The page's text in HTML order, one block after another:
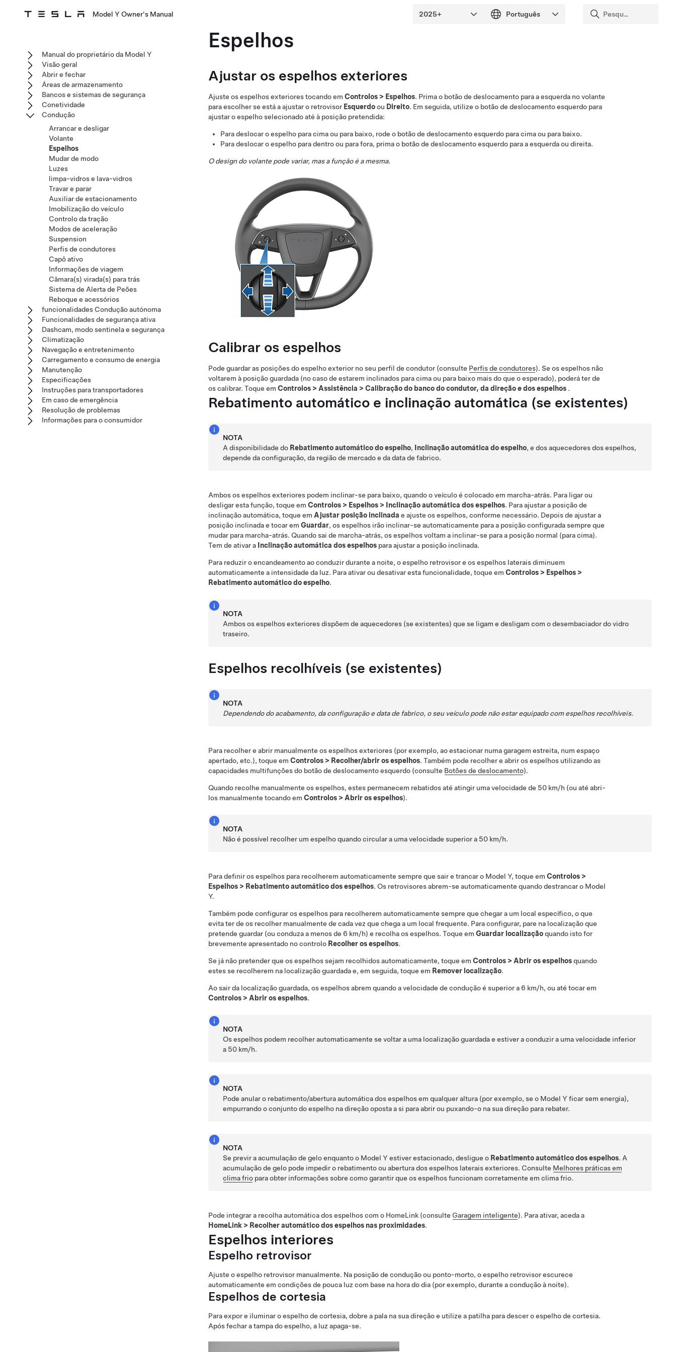
Model Y Owner's Manual
Espelhos
Ajustar os espelhos exteriores
Ajuste os espelhos exteriores tocando em Controlos > Espelhos. Prima o botão de deslocamento para a esquerda novolante
para escolher se está a ajustar o retrovisor Esquerdoou Direito. Em seguida, utilize o botão de deslocamento esquerdo para
ajustar o espelho selecionado até à posição pretendida:
Para deslocar o espelho para cima ou para baixo, rode o botão de deslocamento esquerdo para cima ou para baixo.
Para deslocar o espelho para dentro ou para fora, prima o botão de deslocamento esquerdo para a esquerda ou direita.
O design do volante pode variar, mas a função é a mesma.
Calibrar os espelhos
Pode guardar as posições do espelho exterior no seu perfil de condutor (consulte Perfis de condutores). Se os espelhos não
voltarem à posição guardada (no caso de estarem inclinados para cima ou para baixo mais do que o esperado), poderá ter de
os calibrar. Toque em Controlos > Assistência > Calibração do banco do condutor, da direção e dos espelhos .
Rebatimento automático e inclinação automática (se existentes)
NOTA
A disponibilidade do Rebatimento automático do espelho, Inclinação automática do espelho, e dos aquecedores dos espelhos,
depende da configuração, da região de mercado e da data de fabrico.
Ambos os espelhos exteriores podem inclinar-se para baixo, quando o veículo é colocado em marcha-atrás. Para ligar ou
desligar esta função, toque em Controlos > Espelhos > Inclinação automática dos espelhos. Para ajustar a posição de
inclinação automática, toque em Ajustar posição inclinada e ajuste os espelhos, conforme necessário. Depois de ajustar a
posição inclinada e tocar em Guardar, os espelhos irão inclinar-se automaticamente para a posição configurada sempre que
mudar para marcha-atrás. Quando sai de marcha-atrás, os espelhos voltam a inclinar-se para a posição normal (para cima).
Tem de ativar a Inclinação automática dos espelhos para ajustar a posição inclinada.
Para reduzir o encandeamento ao conduzir durante a noite, o espelho retrovisor e os espelhos laterais diminuem
automaticamente a intensidade da luz. Para ativar ou desativar esta funcionalidade, toque em Controlos > Espelhos >
Rebatimento automático do espelho.
NOTA
Ambos os espelhos exteriores dispõem de aquecedores (se existentes) que se ligam e desligam com o desembaciador do vidro
traseiro.
Espelhos recolhíveis (se existentes)
NOTA
Dependendo do acabamento, da configuração e data de fabrico, o seu veículo pode não estar equipado com espelhos recolhíveis.
Para recolher e abrir manualmente os espelhos exteriores (por exemplo, ao estacionar numa garagem estreita, num espaço
apertado, etc.), toque em Controlos > Recolher/abrir os espelhos. Também pode recolher e abrir os espelhos utilizando as
capacidades multifunções do botão de deslocamento esquerdo (consulte Botões de deslocamento).
Quando recolhe manualmente os espelhos, estes permanecem rebatidos até atingir uma velocidade de 50 km/h (ou até abri-
los manualmente tocando em Controlos > Abrir os espelhos).
NOTA
Não é possível recolher um espelho quando circular a uma velocidade superior a 50 km/h.
Para definir os espelhos para recolherem automaticamente sempre que sair e trancar o Model Y, toque em Controlos >
Espelhos > Rebatimento automático dos espelhos. Os retrovisores abrem-se automaticamente quando destrancar o Model
Y.
Também pode configurar os espelhos para recolherem automaticamente sempre que chegar a um local específico, o que
evita ter de os recolher manualmente de cada vez que chega a um local frequente. Para configurar, pare na localização que
pretende guardar (ou conduza a menos de 6 km/h) e recolha os espelhos. Toque em Guardar localizaçãoquando isto for
brevemente apresentado no controlo Recolher os espelhos.
Se já não pretender que os espelhos sejam recolhidos automaticamente, toque em Controlos > Abrir os espelhosquando
estes se recolherem na localização guardada e, em seguida, toque em Remover localização.
Ao sair da localização guardada, os espelhos abrem quando a velocidade de condução é superior a 6 km/h, ou até tocar em
Controlos > Abrir os espelhos.
NOTA
Os espelhos podem recolher automaticamente se voltar a uma localização guardada e estiver a conduzir a uma velocidade inferior
a 50 km/h.
NOTA
Pode anular o rebatimento/abertura automática dos espelhos em qualquer altura (por exemplo, se o Model Y ficar sem energia),
empurrando o conjunto do espelho na direção oposta a si para abrir ou puxando-o na sua direção para rebater.
NOTA
Se previr a acumulação de gelo enquanto o Model Y estiver estacionado, desligue o Rebatimento automático dos espelhos. A
acumulação de gelo pode impedir o rebatimento ou abertura dos espelhos laterais exteriores. Consulte Melhores práticas em
clima frio para obter informações sobre como garantir que os espelhos funcionam corretamente em clima frio.
Pode integrar a recolha automática dos espelhos com o HomeLink (consulte Garagem inteligente). Para ativar, aceda a
HomeLink > Recolher automático dos espelhos nas proximidades.
Espelhos interiores
Espelho retrovisor
Ajuste o espelho retrovisor manualmente. Na posição de condução ou ponto-morto, o espelho retrovisor escurece
automaticamente em condições de pouca luz com base na hora do dia (por exemplo, durante a condução à noite).
Espelhos de cortesia
Para expor e iluminar o espelho de cortesia, dobre a pala na sua direção e utilize a patilha para descer o espelho de cortesia.
Após fechar a tampa do espelho, a luz apaga-se.
Manual do proprietário da Model Y
Visão geral
Abrir e fechar
Áreas de armazenamento
Bancos e sistemas de segurança
Conetividade
Condução
Arrancar e desligar
Volante
Espelhos
Mudar de modo
Luzes
limpa-vidros e lava-vidros
Travar e parar
Auxiliar de estacionamento
Imobilização do veículo
Controlo da tração
Modos de aceleração
Suspension
Perfis de condutores
Capô ativo
Informações de viagem
Câmara(s) virada(s) para trás
Sistema de Alerta de Peões
Reboque e acessórios
funcionalidades Condução autónoma
Funcionalidades de segurança ativa
Dashcam, modo sentinela e segurança
Climatização
Navegação e entretenimento
Carregamento e consumo de energia
Manutenção
Especificações
Instruções para transportadores
Em caso de emergência
Resolução de problemas
Informações para o consumidor